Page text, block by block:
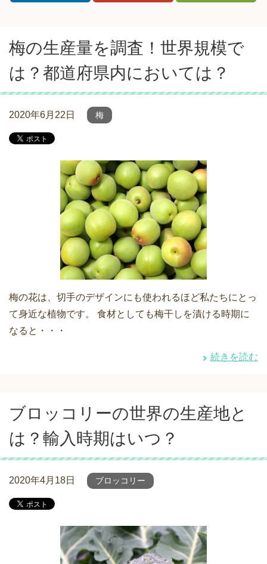
梅の生産量を調査！世界規模で
は？都道府県内においては？
2020年6月22日 梅
梅の花は、切手のデザインにも使われるほど私たちにとっ
て身近な植物です。 食材としても梅干しを漬ける時期に
なると・・・
続きを読む
ブロッコリーの世界の生産地と
は？輸入時期はいつ？
2020年4月18日 ブロッコリー